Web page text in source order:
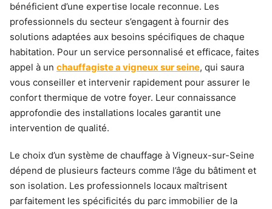
bénéficient d’une expertise locale reconnue. Les
professionnels du secteur s’engagent à fournir des
solutions adaptées aux besoins spécifiques de chaque
habitation. Pour un service personnalisé et efficace, faites
appel à un chauffagiste a vigneux sur seine, qui saura
vous conseiller et intervenir rapidement pour assurer le
confort thermique de votre foyer. Leur connaissance
approfondie des installations locales garantit une
intervention de qualité.
Le choix d’un système de chauffage à Vigneux-sur-Seine
dépend de plusieurs facteurs comme l’âge du bâtiment et
son isolation. Les professionnels locaux maîtrisent
parfaitement les spécificités du parc immobilier de la